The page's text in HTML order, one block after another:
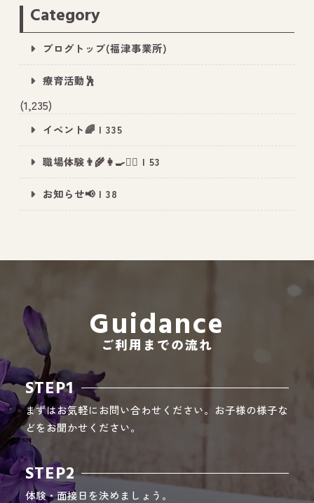
－ 鳥栖事業所のブログ
All Peace｜オールピース
Instagram 事業所紹介動画
CEO BLOG
Category
ブログトップ(福津事業所)
療育活動🕺
(1,235)
イベント🌈 | 335
職場体験👨‍🌾👩‍🍳👮‍♂️ | 53
お知らせ📢 | 38
Guidance
ご利用までの流れ
STEP1
まずはお気軽にお問い合わせください。お子様の様子な
どをお聞かせください。
STEP2
体験・面接日を決めましょう。